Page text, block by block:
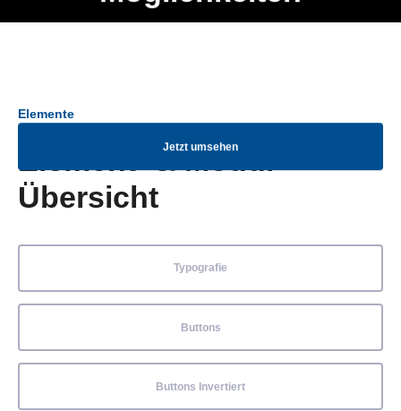
Jetzt umsehen
Elemente
Element- & Modul-
Übersicht
Typografie
Buttons
Buttons Invertiert